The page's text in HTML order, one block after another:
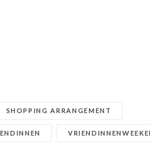
SHOPPING ARRANGEMENT